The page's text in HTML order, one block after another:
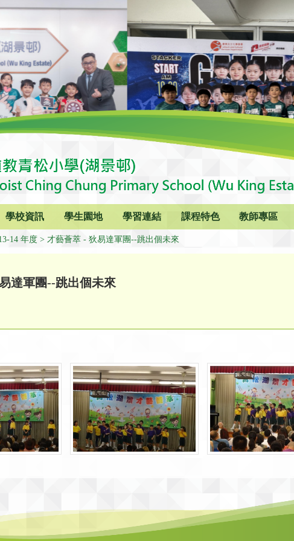
學校資訊 學生園地 學習連結 課程特色 教師專區
14 年度 才藝薈萃 - 狄易達軍團--跳出個未來
達軍團--跳出個未來